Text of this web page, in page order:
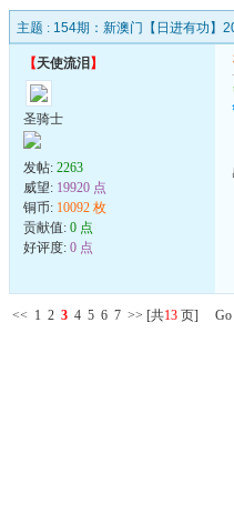
主题 : 154期：新澳门【日进有功】
【天使流泪 】
圣骑士
发帖: 2263
威望: 19920 点
铜币: 10092 枚
贡献值: 0 点
好评度: 0 点
<< 1 2 3 4 5 6 7 >> [共13 页] Go